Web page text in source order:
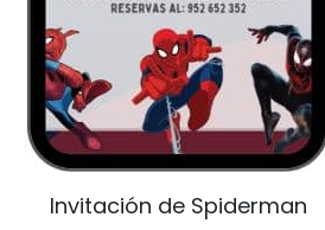
Invitación de Spiderman